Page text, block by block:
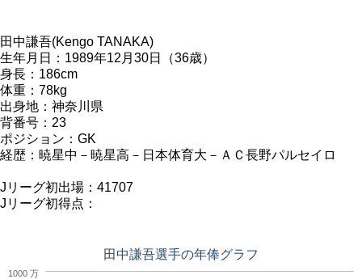
田中謙吾(Kengo TANAKA)
生年月日：1989年12月30日（36歳）
身長：186cm
体重：78kg
出身地：神奈川県
背番号：23
ポジション：GK
経歴：暁星中－暁星高－日本体育大－ＡＣ長野パルセイロ
Jリーグ初出場：41707
Jリーグ初得点：
田中謙吾選手の年俸グラフ
1000 万